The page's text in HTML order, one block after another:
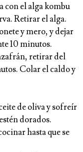
con el alga kombu
Retirar el alga.
y mero, y dejar
10 minutos.
retirar del
Colar el caldo y
de oliva y sofreír
dorados.
hasta que se